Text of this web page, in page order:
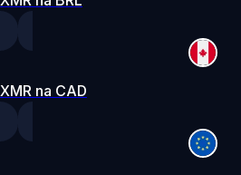
XMR na CAD